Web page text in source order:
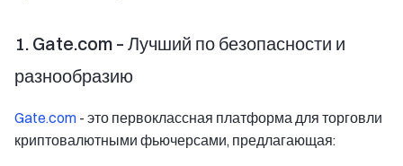
1. Gate.com – Лучший по безопасности и
разнообразию
Gate.com - это первоклассная платформа для торговли
криптовалютными фьючерсами, предлагающая: